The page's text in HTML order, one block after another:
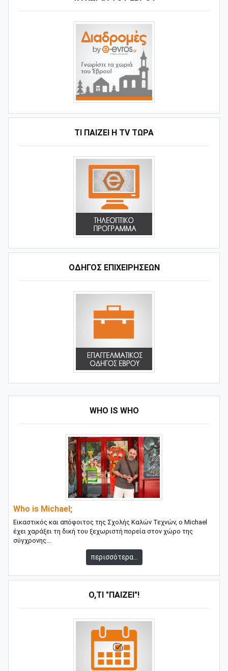
ΤΙ ΠΑΊΖΕΙ Η ΤV ΤΏΡΑ
ΟΔΗΓΌΣ ΕΠΙΧΕΙΡΉΣΕΩΝ
WHO IS WHO
Who is Michael;
Εικαστικός και απόφοιτος της Σχολής Καλών Τεχνών, ο Michael
έχει χαράξει τη δική του ξεχωριστή πορεία στον χώρο της
σύγχρονης...
περισσότερα...
Ό,ΤΙ "ΠΑΊΖΕΙ"!